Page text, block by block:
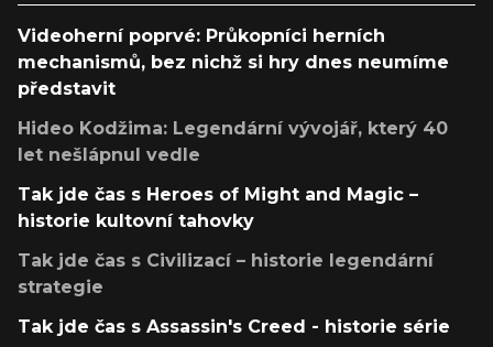
Videoherní poprvé: Průkopníci herních
mechanismů, bez nichž si hry dnes neumíme
představit
Hideo Kodžima: Legendární vývojář, který 40
let nešlápnul vedle
Tak jde čas s Heroes of Might and Magic –
historie kultovní tahovky
Tak jde čas s Civilizací – historie legendární
strategie
Tak jde čas s Assassin's Creed - historie série